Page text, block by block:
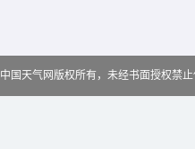
中国天气网版权所有，未经书面授权